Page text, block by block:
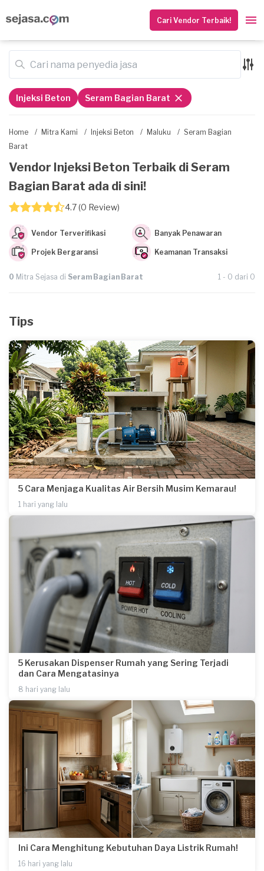
Cari Vendor Terbaik!
Home / Mitra Kami / Injeksi Beton / Maluku / Seram Bagian
Barat
Vendor Injeksi Beton Terbaik di Seram
Bagian Barat ada di sini!
4.7 (0 Review)
Vendor Terverifikasi Banyak Penawaran
Projek Bergaransi Keamanan Transaksi
0 Mitra Sejasa di Seram Bagian Barat 1 - 0 dari 0
Injeksi Beton Seram Bagian Barat
Tips
5 Cara Menjaga Kualitas Air Bersih Musim Kemarau!
1 hari yang lalu
5 Kerusakan Dispenser Rumah yang Sering Terjadi
dan Cara Mengatasinya
8 hari yang lalu
Ini Cara Menghitung Kebutuhan Daya Listrik Rumah!
16 hari yang lalu